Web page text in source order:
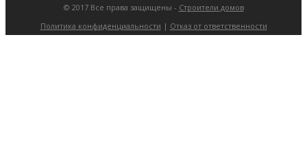
© 2017 Все права защищены - Строители домов
Политика конфиденциальности | Отказ от ответственности